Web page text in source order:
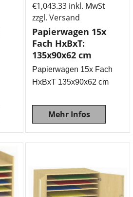
€1,043.33 inkl. MwSt
zzgl. Versand
Papierwagen 15x
Fach HxBxT:
135x90x62 cm
Papierwagen 15x Fach
HxBxT 135x90x62 cm
Mehr Infos